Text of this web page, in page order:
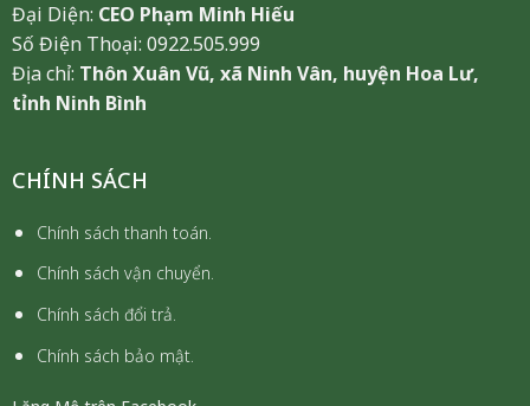
Đại Diện: CEO Phạm Minh Hiếu
Số Điện Thoại: 0922.505.999
Địa chỉ: Thôn Xuân Vũ, xã Ninh Vân, huyện Hoa Lư,
tỉnh Ninh Bình
CHÍNH SÁCH
Chính sách thanh toán.
Chính sách vận chuyển.
Chính sách đổi trả.
Chính sách bảo mật.